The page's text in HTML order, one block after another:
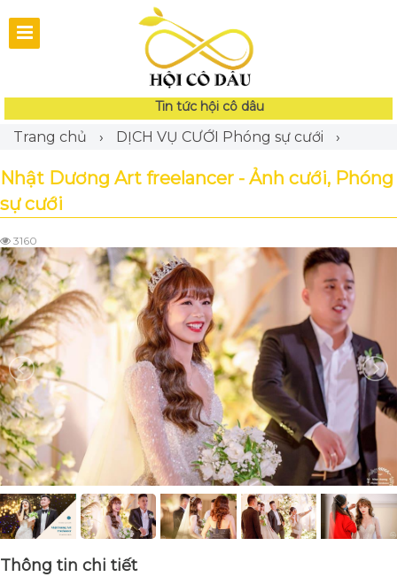
Tin tức hội cô dâu
Trang chủ › DỊCH VỤ CƯỚI Phóng sự cưới ›
Nhật Dương Art freelancer - Ảnh cưới, Phóng
sự cưới
3160
Thông tin chi tiết